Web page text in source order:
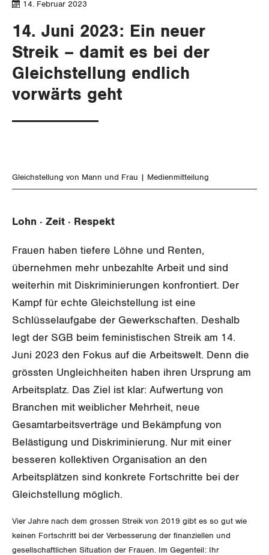
Aussenwirtschaft
Verteilung
Berufliche Vorsorge
Arbeitslosenversicherung
Ergänzungsleistungen
Gesundheit
Verkehr
Energie und Umwelt
Kommunikation und Medien
GLEICHSTELLUNG
Gleichstellung von Frauen und Männern
Gleichstellung von LGBTI
GEWERKSCHAFTSPOLITIK
International
Schweiz
Landesstreik
GEWERKSCHAFTSMITGLIED WERDEN
LOHNRECHNER
NEWSLETTER
BROSCHÜREN/BÜCHER
Bestellformular
DER SGB
WIR ÜBER UNS
GREMIEN
Vorstand
Feministische Kommission
Jugendkommission
Migrationskommission
Rentner:innen-Kommission
KANTONALE BÜNDE
Aargau
Beide Basel
ANGESCHLOSSENE VERBÄNDE
AGENDA
Medien
Publikationen
Medienmitteilungen
Vernehmlassungen
Bücher/Broschüren
Blog
Der Europa-Blog
Kontakt
14. Februar 2023
14. Juni 2023: Ein neuer
Streik – damit es bei der
Gleichstellung endlich
vorwärts geht
Gleichstellung von Mann und Frau Medienmitteilung
Lohn · Zeit · Respekt
Frauen haben tiefere Löhne und Renten,
übernehmen mehr unbezahlte Arbeit und sind
weiterhin mit Diskriminierungen konfrontiert. Der
Kampf für echte Gleichstellung ist eine
Schlüsselaufgabe der Gewerkschaften. Deshalb
legt der SGB beim feministischen Streik am 14.
Juni 2023 den Fokus auf die Arbeitswelt. Denn die
grössten Ungleichheiten haben ihren Ursprung am
Arbeitsplatz. Das Ziel ist klar: Aufwertung von
Branchen mit weiblicher Mehrheit, neue
Gesamtarbeitsverträge und Bekämpfung von
Belästigung und Diskriminierung. Nur mit einer
besseren kollektiven Organisation an den
Arbeitsplätzen sind konkrete Fortschritte bei der
Gleichstellung möglich.
Vier Jahre nach dem grossen Streik von 2019 gibt es so gut wie
keinen Fortschritt bei der Verbesserung der finanziellen und
gesellschaftlichen Situation der Frauen. Im Gegenteil: Ihr